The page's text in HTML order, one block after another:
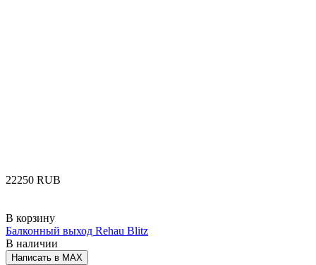
‍22250‍ RUB
В корзину
Балконный выход Rehau Blitz
В наличии
Написать в MAX